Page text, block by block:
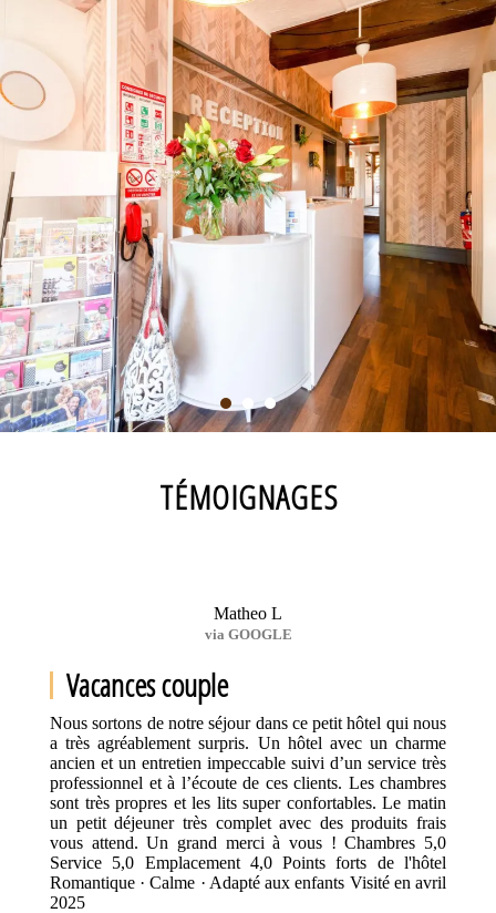
TÉMOIGNAGES
Matheo L
via GOOGLE
Vacances couple
Nous sortons de notre séjour dans ce petit hôtel qui nous
a très agréablement surpris. Un hôtel avec un charme
ancien et un entretien impeccable suivi d’un service très
professionnel et à l’écoute de ces clients. Les chambres
sont très propres et les lits super confortables. Le matin
un petit déjeuner très complet avec des produits frais
vous attend. Un grand merci à vous ! Chambres 5,0
Service 5,0 Emplacement 4,0 Points forts de l'hôtel
Romantique · Calme · Adapté aux enfants Visité en avril
2025